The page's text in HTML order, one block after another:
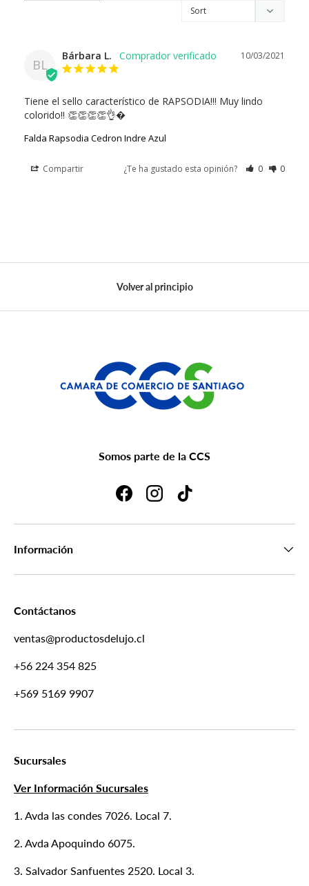
BL
10/03/2021
Bárbara L.
Tiene el sello característico de RAPSODIA!!! Muy lindo
colorido!! 👏👏👏👏👌�
Falda Rapsodia Cedron Indre Azul
Compartir ¿Te ha gustado esta opinión? 0 0
Volver al principio
Somos parte de la CCS
FacebookInstagramTikTok
Información
Contáctanos
ventas@productosdelujo.cl
+56 224 354 825
+569 5169 9907
Sucursales
Ver Información Sucursales
1. Avda las condes 7026. Local 7.
2. Avda Apoquindo 6075.
3. Salvador Sanfuentes 2520. Local 3.